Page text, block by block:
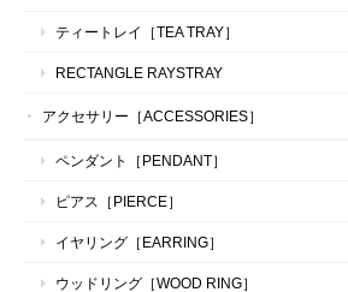
ティートレイ［TEA TRAY］
RECTANGLE RAYSTRAY
アクセサリー［ACCESSORIES］
ペンダント［PENDANT］
ピアス［PIERCE］
イヤリング［EARRING］
ウッドリング［WOOD RING］